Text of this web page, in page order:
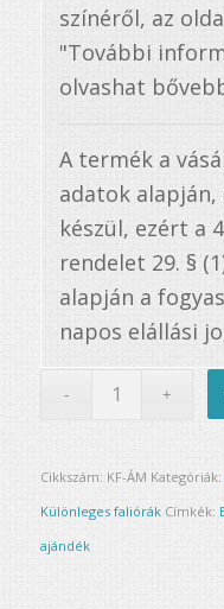
színéről, az
"További
olvashat
A termék a
adatok alapján,
készül, ezért a
rendelet 29. §
alapján a
napos elállási
Cikkszám: KF-ÁM Kategóriák:
Különleges faliórák Címkék:
ajándék